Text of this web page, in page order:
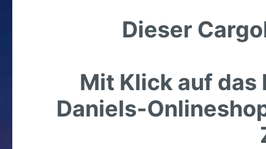
Dieser
Mit Klick auf
Daniels-